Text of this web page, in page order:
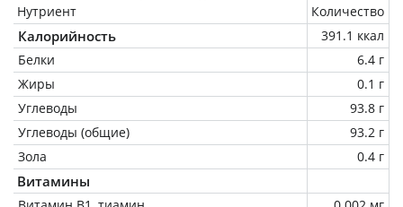
Нутриент
Количество
Калорийность
391.1 ккал
Белки
6.4 г
Жиры
0.1 г
Углеводы
93.8 г
Углеводы (общие)
93.2 г
Зола
0.4 г
Витамины